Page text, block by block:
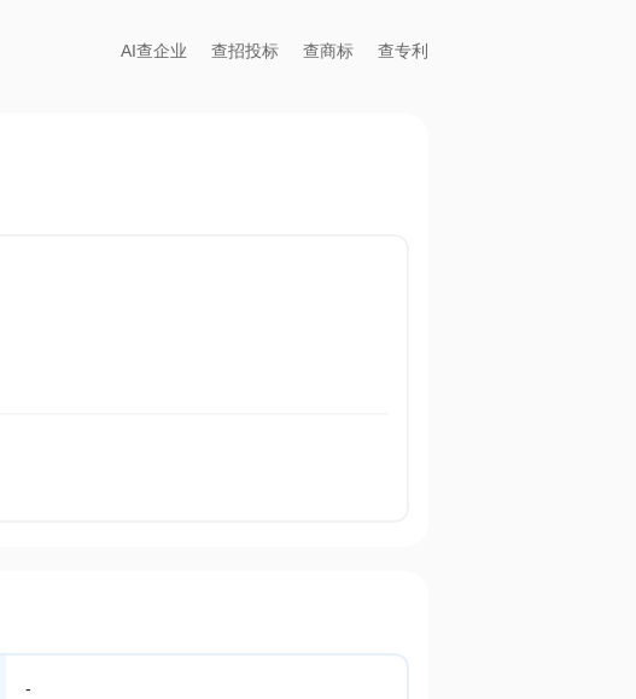
AI查企业 查招投标 查商标 查专利
-